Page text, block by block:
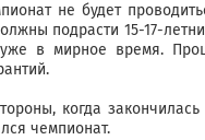
не будет
подрасти 15-17-
в мирное время.
когда
чемпионат.